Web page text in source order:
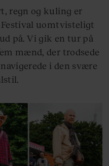
regn og kuling er
Festival uomtvisteligt
på. Vi gik en tur på
mænd, der trodsede
i den svære